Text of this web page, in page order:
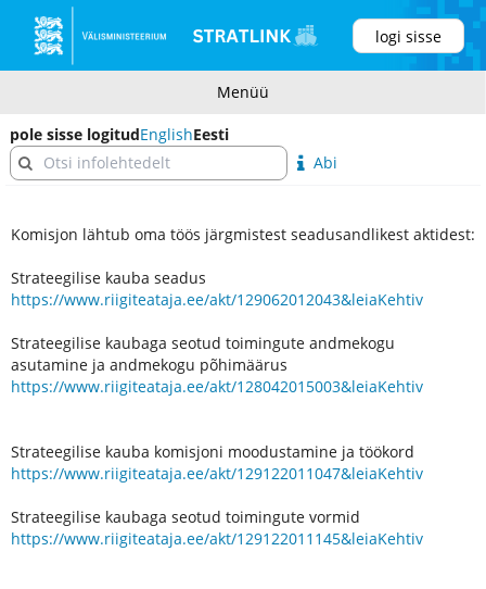
logi sisse
Menüü
pole sisse logitudEnglishEesti
Abi
Komisjon lähtub oma töös järgmistest seadusandlikest aktidest:
Strateegilise kauba seadus
https://www.riigiteataja.ee/akt/129062012043&leiaKehtiv
Strateegilise kaubaga seotud toimingute andmekogu
asutamine ja andmekogu põhimäärus
https://www.riigiteataja.ee/akt/128042015003&leiaKehtiv
Strateegilise kauba komisjoni moodustamine ja töökord
https://www.riigiteataja.ee/akt/129122011047&leiaKehtiv
Strateegilise kaubaga seotud toimingute vormid
https://www.riigiteataja.ee/akt/129122011145&leiaKehtiv